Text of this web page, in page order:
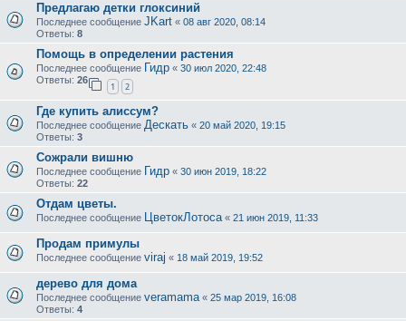
Предлагаю детки глоксиний
Последнее сообщение JKart « 08 авг 2020, 08:14
Ответы: 8
Помощь в определении растения
Последнее сообщение Гидр « 30 июл 2020, 22:48
Ответы: 26
1 2
Где купить алиссум?
Последнее сообщение Дескать « 20 май 2020, 19:15
Ответы: 3
Сожрали вишню
Последнее сообщение Гидр « 30 июн 2019, 18:22
Ответы: 22
Отдам цветы.
Последнее сообщение ЦветокЛотоса « 21 июн 2019, 11:33
Продам примулы
Последнее сообщение viraj « 18 май 2019, 19:52
дерево для дома
Последнее сообщение veramama « 25 мар 2019, 16:08
Ответы: 4